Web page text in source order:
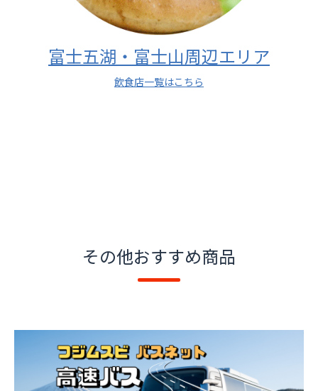
富士五湖・富士山周辺エリア
飲食店一覧はこちら
その他おすすめ商品